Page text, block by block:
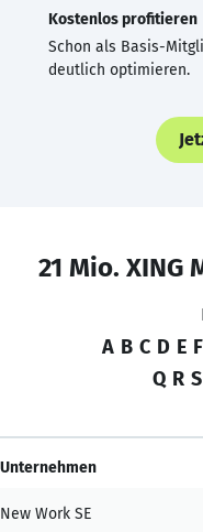
Kostenlos profitieren
Schon als Basis-
deutlich optimieren.
21 Mio. XING
A B C D E F
Q R S
Unternehmen
New Work SE